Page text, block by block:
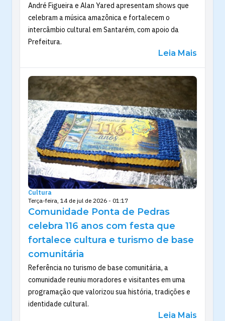
André Figueira e Alan Yared apresentam shows que
celebram a música amazônica e fortalecem o
intercâmbio cultural em Santarém, com apoio da
Prefeitura.
Leia Mais
Cultura
Terça-feira, 14 de jul de 2026 - 01:17
Comunidade Ponta de Pedras
celebra 116 anos com festa que
fortalece cultura e turismo de base
comunitária
Referência no turismo de base comunitária, a
comunidade reuniu moradores e visitantes em uma
programação que valorizou sua história, tradições e
identidade cultural.
Leia Mais